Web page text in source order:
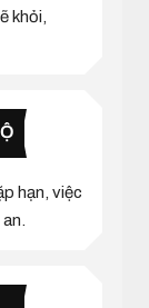
khỏi,
hạn, việc